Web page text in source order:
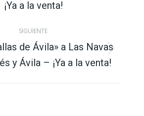
anterior:
¡Ya a la venta!
SIGUIENTE
siguiente:
de Ávila» a Las Navas
y Ávila – ¡Ya a la venta!